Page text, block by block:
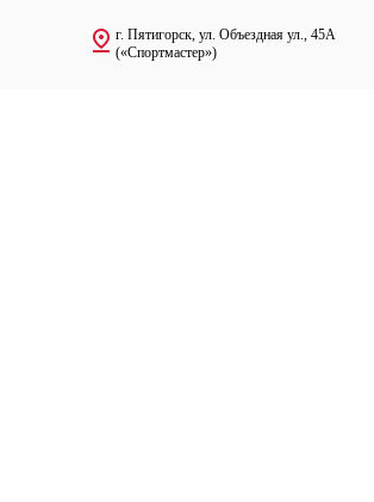
г. Пятигорск, ул. Объездная ул., 45А
(«Спортмастер»)